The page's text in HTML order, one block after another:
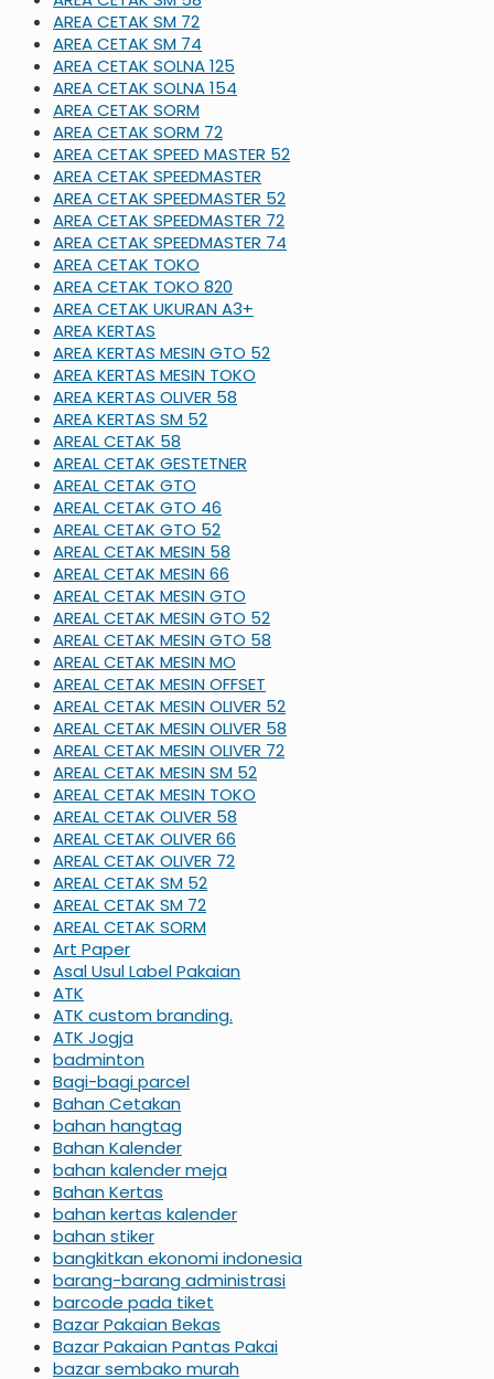
AREA CETAK SM 72
AREA CETAK SM 74
AREA CETAK SOLNA 125
AREA CETAK SOLNA 154
AREA CETAK SORM
AREA CETAK SORM 72
AREA CETAK SPEED MASTER 52
AREA CETAK SPEEDMASTER
AREA CETAK SPEEDMASTER 52
AREA CETAK SPEEDMASTER 72
AREA CETAK SPEEDMASTER 74
AREA CETAK TOKO
AREA CETAK TOKO 820
AREA CETAK UKURAN A3+
AREA KERTAS
AREA KERTAS MESIN GTO 52
AREA KERTAS MESIN TOKO
AREA KERTAS OLIVER 58
AREA KERTAS SM 52
AREAL CETAK 58
AREAL CETAK GESTETNER
AREAL CETAK GTO
AREAL CETAK GTO 46
AREAL CETAK GTO 52
AREAL CETAK MESIN 58
AREAL CETAK MESIN 66
AREAL CETAK MESIN GTO
AREAL CETAK MESIN GTO 52
AREAL CETAK MESIN GTO 58
AREAL CETAK MESIN MO
AREAL CETAK MESIN OFFSET
AREAL CETAK MESIN OLIVER 52
AREAL CETAK MESIN OLIVER 58
AREAL CETAK MESIN OLIVER 72
AREAL CETAK MESIN SM 52
AREAL CETAK MESIN TOKO
AREAL CETAK OLIVER 58
AREAL CETAK OLIVER 66
AREAL CETAK OLIVER 72
AREAL CETAK SM 52
AREAL CETAK SM 72
AREAL CETAK SORM
Art Paper
Asal Usul Label Pakaian
ATK
ATK custom branding.
ATK Jogja
badminton
Bagi-bagi parcel
Bahan Cetakan
bahan hangtag
Bahan Kalender
bahan kalender meja
Bahan Kertas
bahan kertas kalender
bahan stiker
bangkitkan ekonomi indonesia
barang-barang administrasi
barcode pada tiket
Bazar Pakaian Bekas
Bazar Pakaian Pantas Pakai
bazar sembako murah